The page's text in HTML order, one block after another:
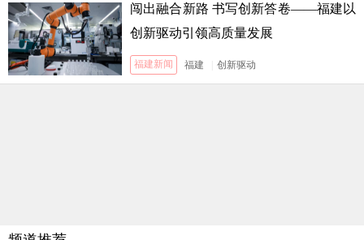
闯出融合新路 书写创新答卷——福建以
创新驱动引领高质量发展
福建新闻 福建 创新驱动